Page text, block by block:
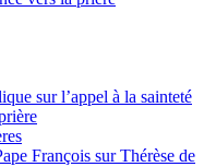
sur l’appel à la sainteté
François sur Thérèse de